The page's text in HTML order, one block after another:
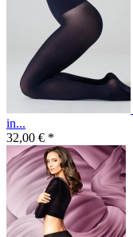
in...
32,00 € *